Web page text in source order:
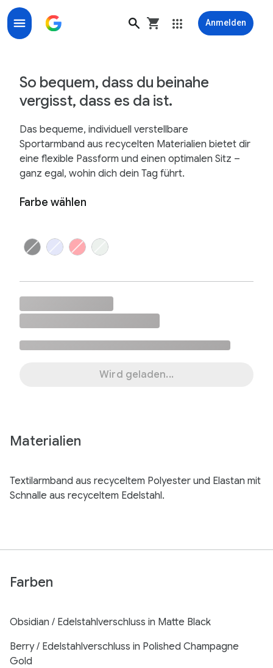
Anmelden
So bequem, dass du beinahe
vergisst, dass es da ist.
Das bequeme, individuell verstellbare
Sportarmband aus recycelten Materialien bietet dir
eine flexible Passform und einen optimalen Sitz –
ganz egal, wohin dich dein Tag führt.
Farbe wählen
Wird geladen...
Materialien
Textilarmband aus recyceltem Polyester und Elastan mit
Schnalle aus recyceltem Edelstahl.
Farben
Obsidian / Edelstahlverschluss in Matte Black
Berry / Edelstahlverschluss in Polished Champagne
Gold